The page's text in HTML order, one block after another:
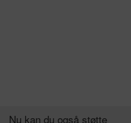
Nu kan du også støtte